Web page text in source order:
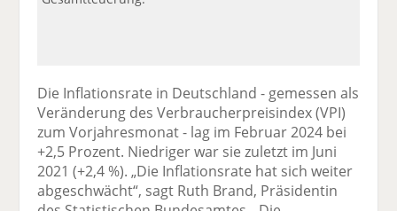
Die Inflationsrate in Deutschland - gemessen als
Veränderung des Verbraucherpreisindex (VPI)
zum Vorjahresmonat - lag im Februar 2024 bei
+2,5 Prozent. Niedriger war sie zuletzt im Juni
2021 (+2,4 %). „Die Inflationsrate hat sich weiter
abgeschwächt“, sagt Ruth Brand, Präsidentin